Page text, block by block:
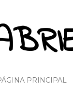
PRINCIPAL